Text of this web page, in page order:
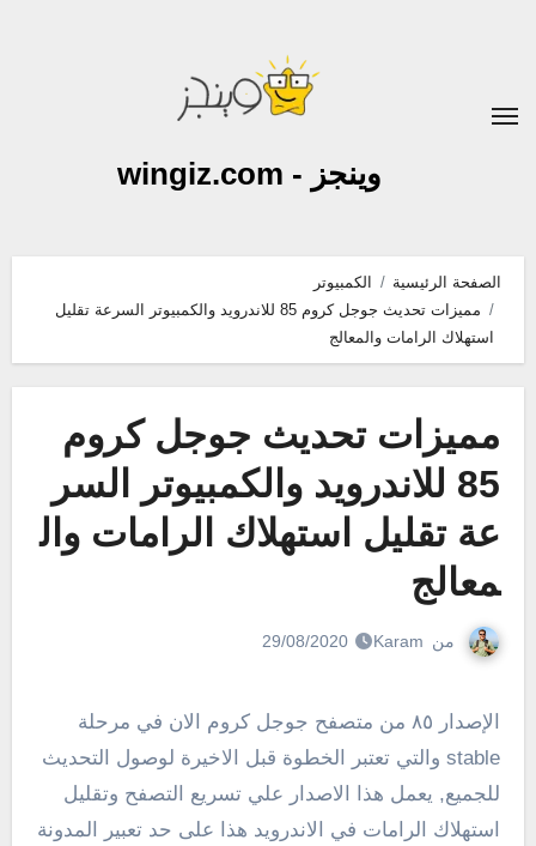
وينجز - wingiz.com
الصفحة الرئيسية
الكمبيوتر
مميزات تحديث جوجل كروم 85 للاندرويد والكمبيوتر السرعة تقليل
استهلاك الرامات والمعالج
مميزات تحديث جوجل كروم
85 للاندرويد والكمبيوتر السر
عة تقليل استهلاك الرامات وال
معالج
من Karam
29/08/2020
stable والتي تعتبر الخطوة قبل الاخيرة لوصول التحديث
للجميع, يعمل هذا الاصدار علي تسريع التصفح وتقليل
استهلاك الرامات في الاندرويد هذا على حد تعبير المدونة